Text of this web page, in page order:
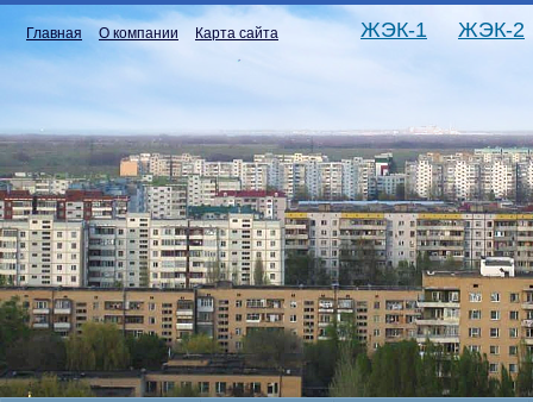
Главная О компании Карта сайта ЖЭК-1 ЖЭК-2